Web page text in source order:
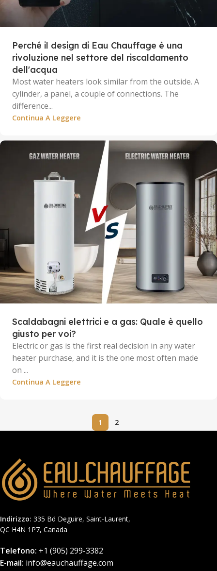
Perché il design di Eau Chauffage è una
rivoluzione nel settore del riscaldamento
dell'acqua
Most water heaters look similar from the outside. A
cylinder, a panel, a couple of connections. The
difference...
Continua A Leggere
Scaldabagni elettrici e a gas: Quale è quello
giusto per voi?
Electric or gas is the first real decision in any water
heater purchase, and it is the one most often made
on ...
Continua A Leggere
1 2
Indirizzo: 335 Bd Deguire, Saint-Laurent,
QC H4N 1P7, Canada
Telefono: +1 (905) 299-3382
E-mail: info@eauchauffage.com